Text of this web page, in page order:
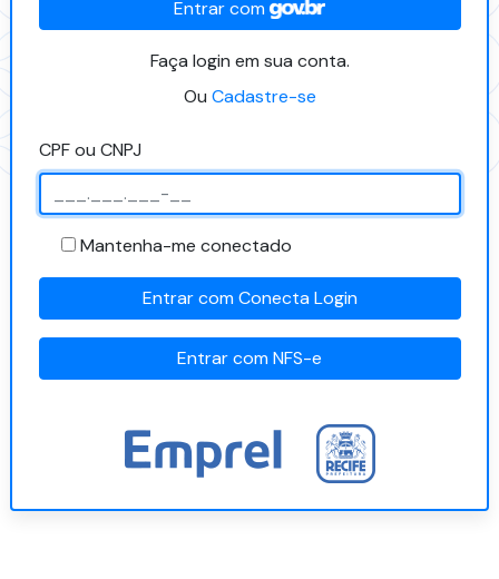
Entrar com
Faça login em sua conta.
Ou Cadastre-se
CPF ou CNPJ
Mantenha-me conectado
Entrar com Conecta Login
Entrar com NFS-e